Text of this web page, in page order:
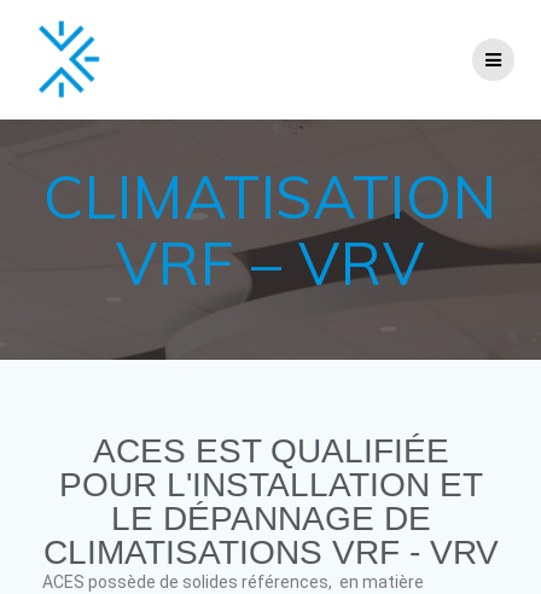
CLIMATISATION
VRF – VRV
ACES EST QUALIFIÉE
POUR L'INSTALLATION ET
LE DÉPANNAGE DE
CLIMATISATIONS VRF - VRV
ACES possède de solides références, en matière